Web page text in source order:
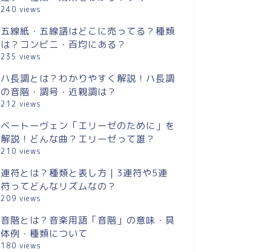
240 views
五線紙・五線譜はどこに売ってる？種類
は？コンビニ・百均にある？
235 views
ハ長調とは？わかりやすく解説！ハ長調
の音階・調号・近親調は？
212 views
ベートーヴェン「エリーゼのために」を
解説！どんな曲？エリーゼって誰？
210 views
連符とは？種類と表し方｜3連符や5連
符ってどんなリズムなの？
209 views
音階とは？音楽用語「音階」の意味・具
体例・種類について
180 views